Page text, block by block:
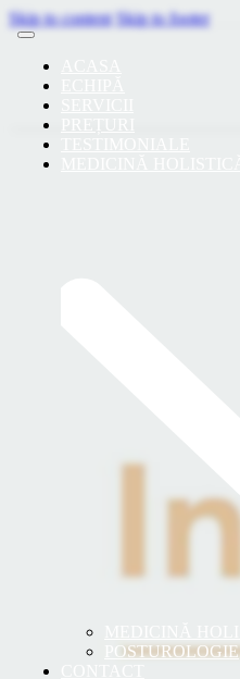
Skip to content Skip to footer
Pentru programari:
POSTUROLOGIE